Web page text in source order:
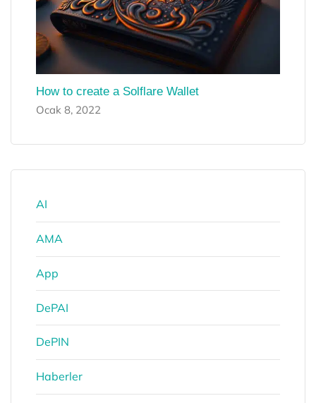
How to create a Solflare Wallet
Ocak 8, 2022
AI
AMA
App
DePAI
DePIN
Haberler